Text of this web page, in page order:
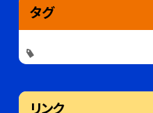
タグ
リンク